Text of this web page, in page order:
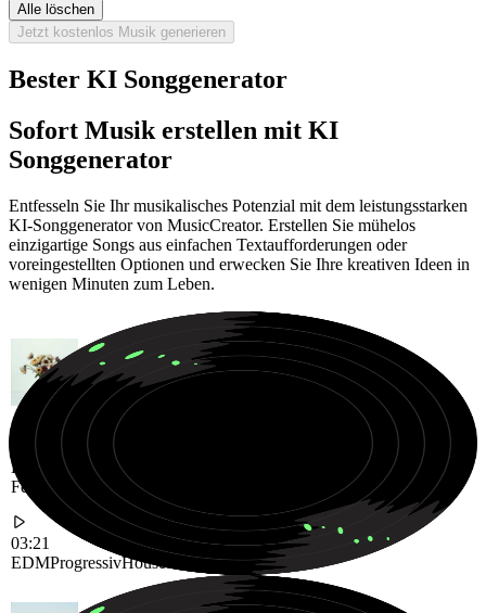
Alle löschen
Jetzt kostenlos Musik generieren
Bester KI Songgenerator
Sofort Musik erstellen mit KI
Songgenerator
Entfesseln Sie Ihr musikalisches Potenzial mit dem leistungsstarken
KI-Songgenerator von MusicCreator. Erstellen Sie mühelos
einzigartige Songs aus einfachen Textaufforderungen oder
voreingestellten Optionen und erwecken Sie Ihre kreativen Ideen in
wenigen Minuten zum Leben.
Hochenergetische Progressive House Hymne für massive
Festivalmomente
03:21
EDMProgressivHouse